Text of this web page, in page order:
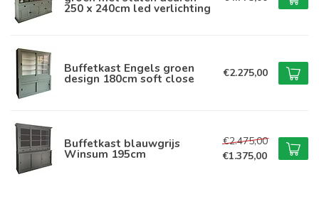
250 x 240cm led verlichting
Buffetkast Engels groen
design 180cm soft close €2.275,00
Buffetkast blauwgrijs
Winsum 195cm
€2.475,00
€1.375,00